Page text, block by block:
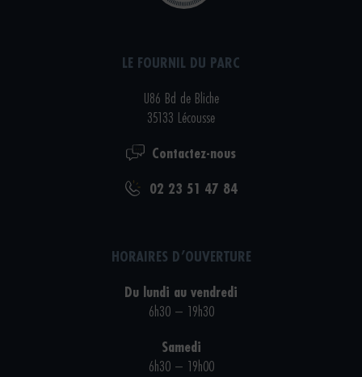
LE FOURNIL DU PARC
U86 Bd de Bliche
35133 Lécousse
Contactez-nous
02 23 51 47 84
HORAIRES D’OUVERTURE
Du lundi au vendredi
6h30 – 19h30
Samedi
6h30 – 19h00